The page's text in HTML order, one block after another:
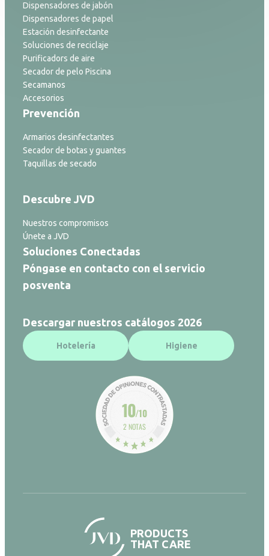
Dispensadores de jabón
Dispensadores de papel
Estación desinfectante
Soluciones de reciclaje
Purificadors de aire
Secador de pelo Piscina
Secamanos
Accesorios
Prevención
Armarios desinfectantes
Secador de botas y guantes
Taquillas de secado
Descubre JVD
Nuestros compromisos
Únete a JVD
Soluciones Conectadas
Póngase en contacto con el servicio
posventa
Descargar nuestros catálogos 2026
Hotelería Higiene
10/10
2 NOTAS
PRODUCTS
THAT CARE